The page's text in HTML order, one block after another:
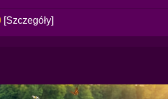
[Szczegóły]